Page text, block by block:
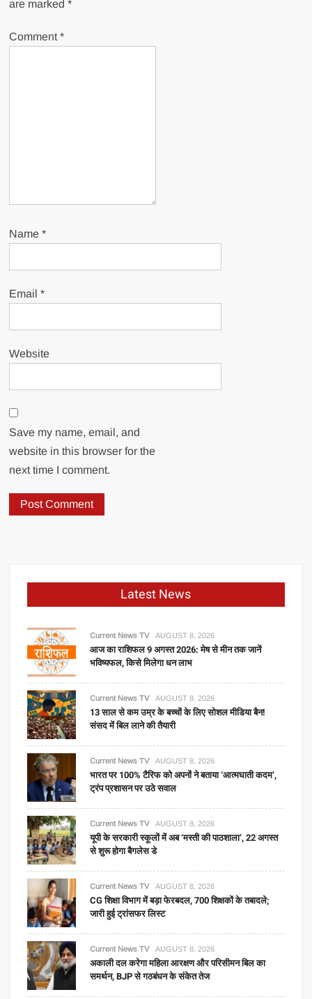
are marked*
Comment*
Name*
Email*
Website
Save my name, email, and
website in this browser for the
next time I comment.
Latest News
Current News TV AUGUST 8, 2026
आज का राशिफल 9 अगस्त 2026: मेष से मीन तक जानें
भविष्यफल, किसे मिलेगा धन लाभ
Current News TV AUGUST 8, 2026
13 साल से कम उम्र के बच्चों के लिए सोशल मीडिया बैन!
संसद में बिल लाने की तैयारी
Current News TV AUGUST 8, 2026
भारत पर 100% टैरिफ को अपनों ने बताया ‘आत्मघाती कदम’,
ट्रंप प्रशासन पर उठे सवाल
Current News TV AUGUST 8, 2026
यूपी के सरकारी स्कूलों में अब ‘मस्ती की पाठशाला’, 22 अगस्त
से शुरू होगा बैगलेस डे
Current News TV AUGUST 8, 2026
CG शिक्षा विभाग में बड़ा फेरबदल, 700 शिक्षकों के तबादले;
जारी हुई ट्रांसफर लिस्ट
Current News TV AUGUST 8, 2026
अकाली दल करेगा महिला आरक्षण और परिसीमन बिल का
समर्थन, BJP से गठबंधन के संकेत तेज